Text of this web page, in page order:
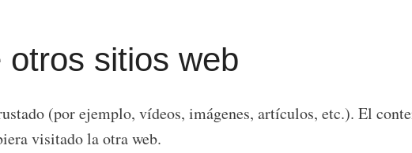
sitios web
(por ejemplo, vídeos, imágenes, artículos, etc.). El
visitado la otra web.